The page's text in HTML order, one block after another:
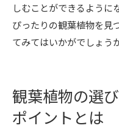
しむことができるように
ぴったりの観葉植物を見
てみてはいかがでしょう
観葉植物の選
ポイントとは